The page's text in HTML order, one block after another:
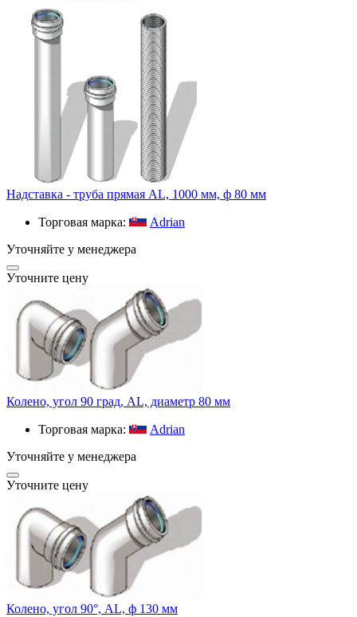
Надставка - труба прямая AL, 1000 мм, ф 80 мм
Торговая марка:
Adrian
Уточняйте у менеджера
Уточните цену
Колено, угол 90 град, AL, диаметр 80 мм
Торговая марка:
Adrian
Уточняйте у менеджера
Уточните цену
Колено, угол 90°, AL, ф 130 мм